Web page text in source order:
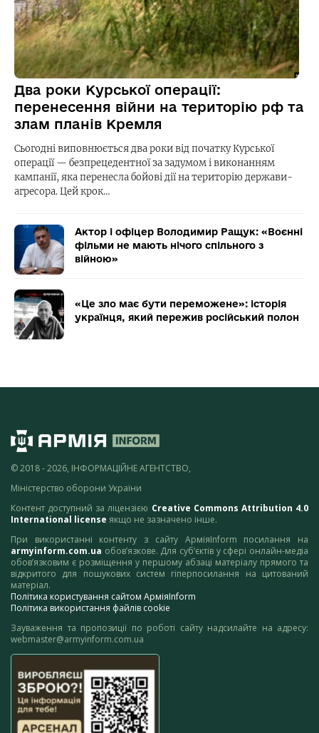
Два роки Курської операції:
перенесення війни на територію рф та
злам планів Кремля
Сьогодні виповнюється два роки від початку Курської
операції — безпрецедентної за задумом і виконанням
кампанії, яка перенесла бойові дії на територію держави-
агресора. Цей крок…
Актор і офіцер Володимир Ращук: «Воєнні
фільми не мають нічого спільного з
війною»
«Це зло має бути переможене»: історія
українця, який пережив російський полон
© 2018 - 2026, ІНФОРМАЦІЙНЕ АГЕНТСТВО,
Міністерство оборони України
Контент доступний за ліцензією Creative Commons Attribution 4.0
International license якщо не зазначено інше.
При використанні контенту з сайту АрміяInform посилання на
armyinform.com.ua обов’язкове. Для суб’єктів у сфері онлайн-медіа
обов’язковим є розміщення у першому абзаці матеріалу прямого та
відкритого для пошукових систем гіперпосилання на цитований
матеріал.
Політика користування сайтом АрміяInform
Політика використання файлів cookie
Зауваження та пропозиції по роботі сайту надсилайте на адресу:
webmaster@armyinform.com.ua